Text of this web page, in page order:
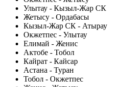
Улытау - Кызыл-Жар СК
Жетысу - Ордабасы
Кызыл-Жар СК - Атырау
Окжетпес - Улытау
Елимай - Женис
Актобе - Тобол
Кайрат - Кайсар
Астана - Туран
Тобол - Окжетпес